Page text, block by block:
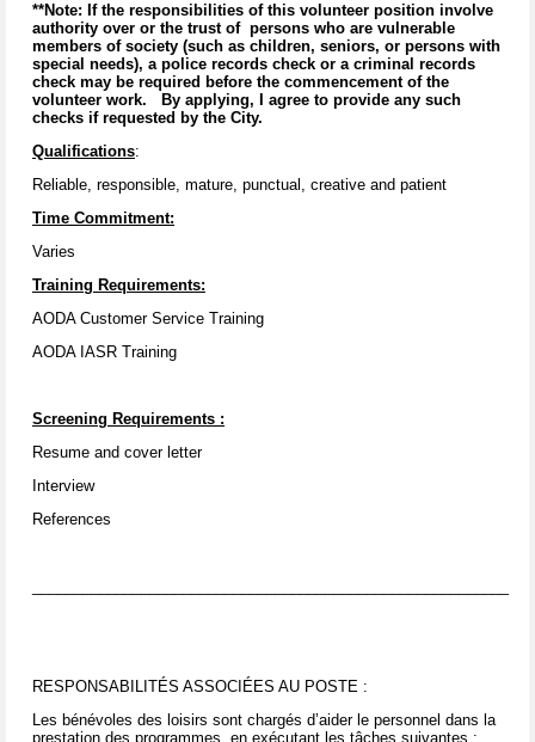
**Note: If the responsibilities of this volunteer position involve
authority over or the trust of persons who are vulnerable
members of society (such as children, seniors, or persons with
special needs), a police records check or a criminal records
check may be required before the commencement of the
volunteer work. By applying, I agree to provide any such
checks if requested by the City.
Qualifications:
Reliable, responsible, mature, punctual, creative and patient
Time Commitment:
Varies
Training Requirements:
AODA Customer Service Training
AODA IASR Training
Screening Requirements :
Resume and cover letter
Interview
References
RESPONSABILITÉS ASSOCIÉES AU POSTE :
Les bénévoles des loisirs sont chargés d’aider le personnel dans la
prestation des programmes, en exécutant les tâches suivantes :